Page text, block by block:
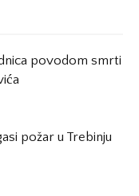
povodom smrti
požar u Trebinju